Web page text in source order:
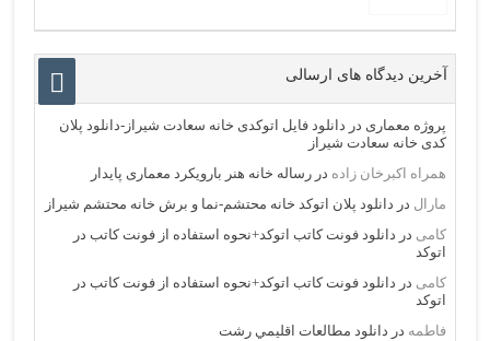
آخرین دیدگاه های ارسالی
پروژه معماری در دانلود فایل اتوکدی خانه سعادت شیراز-دانلود پلان
کدی خانه سعادت شیراز
همراه اکبرخان زاده دررساله خانه هنر بارویکرد معماری پایدار
مارال در دانلود پلان اتوکد خانه محتشم-نما و برش خانه محتشم شیراز
کامی در دانلود فونت کاتب اتوکد+نحوه استفاده از فونت کاتب در
اتوکد
کامی در دانلود فونت کاتب اتوکد+نحوه استفاده از فونت کاتب در
اتوکد
فاطمه در دانلود مطالعات اقليمي رشت